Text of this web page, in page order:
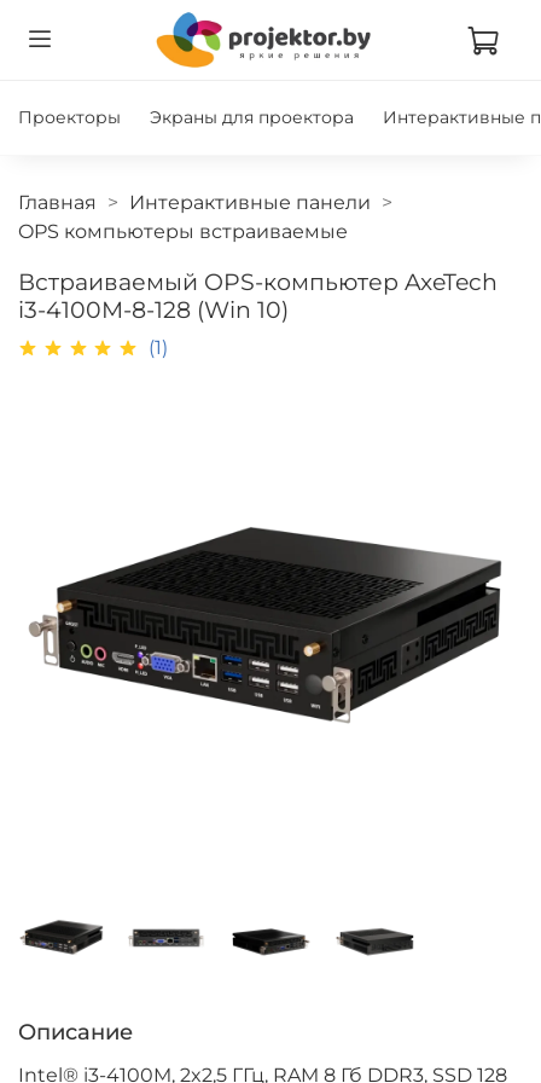
Проекторы Экраны для проектора Интерактивные
Главная
Интерактивные панели
OPS компьютеры встраиваемые
Встраиваемый OPS-компьютер AxeTech
i3-4100M-8-128 (Win 10)
(1)
Описание
Intel® i3-4100M, 2x2,5 ГГц, RAM 8 Гб DDR3, SSD 128